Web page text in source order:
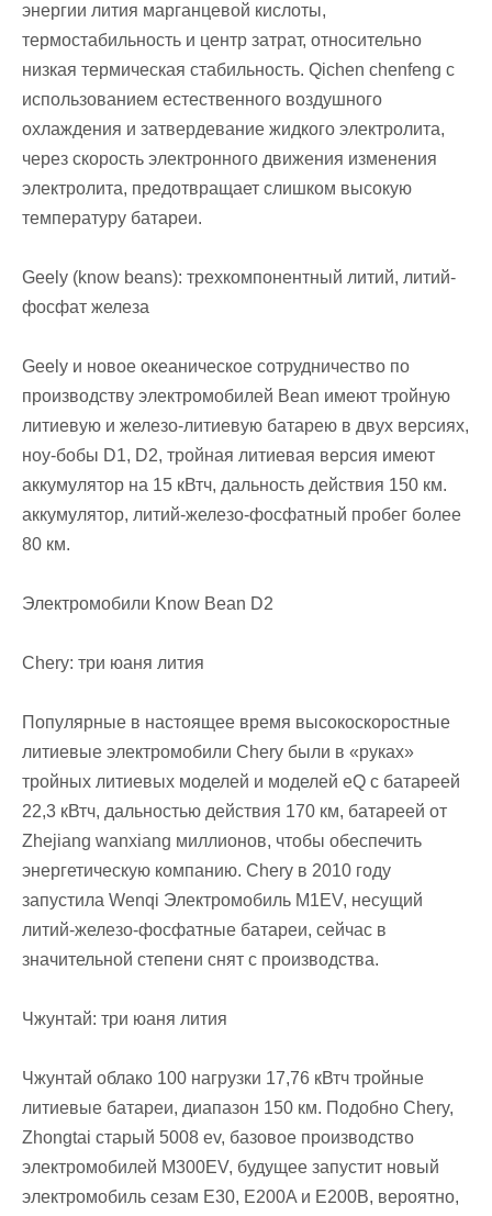
энергии лития марганцевой кислоты,
термостабильность и центр затрат, относительно
низкая термическая стабильность. Qichen chenfeng с
использованием естественного воздушного
охлаждения и затвердевание жидкого электролита,
через скорость электронного движения изменения
электролита, предотвращает слишком высокую
температуру батареи.
Geely (know beans): трехкомпонентный литий, литий-
фосфат железа
Geely и новое океаническое сотрудничество по
производству электромобилей Bean имеют тройную
литиевую и железо-литиевую батарею в двух версиях,
ноу-бобы D1, D2, тройная литиевая версия имеют
аккумулятор на 15 кВтч, дальность действия 150 км.
аккумулятор, литий-железо-фосфатный пробег более
80 км.
Электромобили Know Bean D2
Chery: три юаня лития
Популярные в настоящее время высокоскоростные
литиевые электромобили Chery были в «руках»
тройных литиевых моделей и моделей eQ с батареей
22,3 кВтч, дальностью действия 170 км, батареей от
Zhejiang wanxiang миллионов, чтобы обеспечить
энергетическую компанию. Chery в 2010 году
запустила Wenqi Электромобиль M1EV, несущий
литий-железо-фосфатные батареи, сейчас в
значительной степени снят с производства.
Чжунтай: три юаня лития
Чжунтай облако 100 нагрузки 17,76 кВтч тройные
литиевые батареи, диапазон 150 км. Подобно Chery,
Zhongtai старый 5008 ev, базовое производство
электромобилей M300EV, будущее запустит новый
электромобиль сезам E30, E200A и E200B, вероятно,